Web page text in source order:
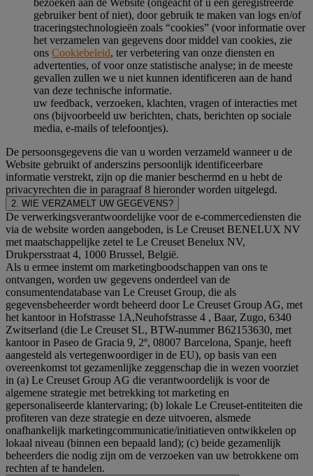
bezoeken aan de Website (ongeacht of u een geregistreerde
gebruiker bent of niet), door gebruik te maken van logs en/of
traceringstechnologieën zoals “cookies” (voor informatie over
het verzamelen van gegevens door middel van cookies, zie
ons Cookiebeleid, ter verbetering van onze diensten en
advertenties, of voor onze statistische analyse; in de meeste
gevallen zullen we u niet kunnen identificeren aan de hand
van deze technische informatie.
uw feedback, verzoeken, klachten, vragen of interacties met
ons (bijvoorbeeld uw berichten, chats, berichten op sociale
media, e-mails of telefoontjes).
De persoonsgegevens die van u worden verzameld wanneer u de
Website gebruikt of anderszins persoonlijk identificeerbare
informatie verstrekt, zijn op die manier beschermd en u hebt de
privacyrechten die in paragraaf 8 hieronder worden uitgelegd.
2. WIE VERZAMELT UW GEGEVENS?
De verwerkingsverantwoordelijke voor de e-commercediensten die
via de website worden aangeboden, is Le Creuset BENELUX NV
met maatschappelijke zetel te Le Creuset Benelux NV,
Drukpersstraat 4, 1000 Brussel, België.
Als u ermee instemt om marketingboodschappen van ons te
ontvangen, worden uw gegevens onderdeel van de
consumentendatabase van Le Creuset Group, die als
gegevensbeheerder wordt beheerd door Le Creuset Group AG, met
het kantoor in Hofstrasse 1A,Neuhofstrasse 4 , Baar, Zugo, 6340
Zwitserland (die Le Creuset SL, BTW-nummer B62153630, met
kantoor in Paseo de Gracia 9, 2º, 08007 Barcelona, Spanje, heeft
aangesteld als vertegenwoordiger in de EU), op basis van een
overeenkomst tot gezamenlijke zeggenschap die in wezen voorziet
in (a) Le Creuset Group AG die verantwoordelijk is voor de
algemene strategie met betrekking tot marketing en
gepersonaliseerde klantervaring; (b) lokale Le Creuset-entiteiten die
profiteren van deze strategie en deze uitvoeren, alsmede
onafhankelijk marketingcommunicatie/initiatieven ontwikkelen op
lokaal niveau (binnen een bepaald land); (c) beide gezamenlijk
beheerders die nodig zijn om de verzoeken van uw betrokkene om
rechten af te handelen.